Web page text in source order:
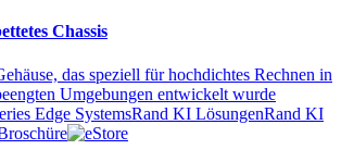
Chassis
das speziell für hochdichtes Rechnen in
Umgebungen entwickelt wurde
Edge SystemsRand KI LösungenRand KI